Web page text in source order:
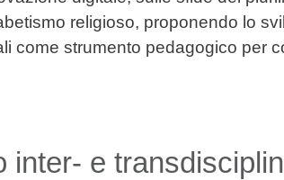
religioso, proponendo lo
come strumento pedagogico per
inter- e